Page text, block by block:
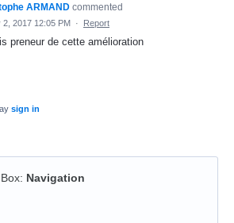
ARMAND commented
2, 2017 12:05 PM · Report
preneur de cette amélioration
sign in
: Navigation